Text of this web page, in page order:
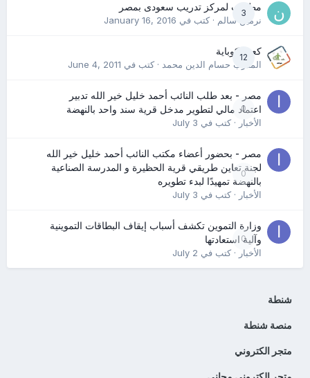
3
مطلوب لمركز تدريب سعودى بمصر
نرمين سالم· كتب في January 16, 2016
12
كعب كوباية
المدرب حسام الدين محمد· كتب في June 4, 2011
0
مصر - بعد طلب النائب أحمد خليل خير الله تدبير
اعتماد مالي لتطوير مدخل قرية سند واحد بالنهضة
الأخبار· كتب في July 3
0
مصر - بحضور أعضاء مكتب النائب أحمد خليل خير الله
لجنة تعاين طريقي قرية الحظيرة و المدرسة الصناعية
بالنهضة تمهيدًا لبدء تطويره
الأخبار· كتب في July 3
0
وزارة التموين تكشف أسباب إيقاف البطاقات التموينية
وآلية استعادتها
الأخبار· كتب في July 2
شنطة
منصة شنطة
متجر الكتروني